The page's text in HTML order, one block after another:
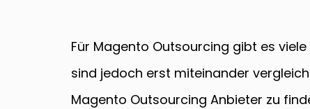
Für Magento Outsourcing gibt es
sind jedoch erst miteinander
Magento Outsourcing Anbieter zu